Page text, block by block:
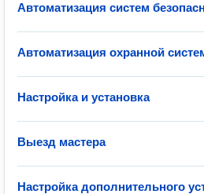
Автоматизация систем
Автоматизация охранной
Настройка и установка
Выезд мастера
Настройка дополнительного